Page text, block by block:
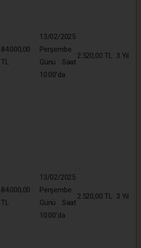
84.000,00
TL
13/02/2025
Perşembe
Günü Saat
10:00’da
2.520,00 TL 3 Yıl
84.000,00
TL
13/02/2025
Perşembe
Günü Saat
10:00’da
2.520,00 TL 3 Yıl